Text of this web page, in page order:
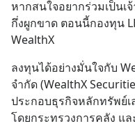
หากสนใจอยากร่วมเป็น
กึ่งผูกขาด ตอนนี้กองทุน
WealthX
ลงทุนได้อย่างมั่นใจกับ
จำกัด (WealthX
ประกอบธุรกิจหลักทรัพย์เ
โดยกระทรวงการคลัง แ